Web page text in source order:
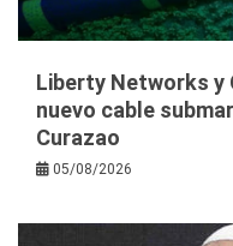
Liberty Networks y
nuevo cable
Curazao
05/08/2026